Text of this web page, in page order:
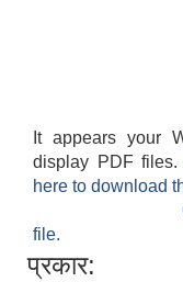
It appears your
display PDF files.
here to download
file.
प्रकार: